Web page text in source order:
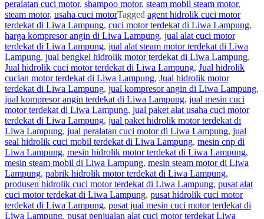
peralatan cuci motor, shampoo motor, steam mobil steam motor,
steam motor, usaha cuci motorTagged agent hidrolik cuci motor
terdekat di Liwa Lampung, cuci motor terdekat di Liwa Lampung,
harga kompresor angin di Liwa Lampung, jual alat cuci motor
terdekat di Liwa Lampung, jual alat steam motor terdekat di Liwa
Lampung, jual bengkel hidrolik motor terdekat di Liwa Lampung,
Jual hidrolik cuci motor terdekat di Liwa Lampung, Jual hidrolik
cucian motor terdekat di Liwa Lampung, Jual hidrolik motor
terdekat di Liwa Lampung, jual kompresor angin di Liwa Lampung,
jual kompresor angin terdekat di Liwa Lampung, jual mesin cuci
motor terdekat di Liwa Lampung, jual paket alat usaha cuci motor
terdekat di Liwa Lampung, jual paket hidrolik motor terdekat di
Liwa Lampung, jual peralatan cuci motor di Liwa Lampung, jual
seal hidrolik cuci mobil terdekat di Liwa Lampung, mesin cnp di
Liwa Lampung, mesin hidrolik motor terdekat di Liwa Lampung,
mesin steam mobil di Liwa Lampung, mesin steam motor di Liwa
Lampung, pabrik hidrolik motor terdekat di Liwa Lampung,
produsen hidrolik cuci motor terdekat di Liwa Lampung, pusat alat
cuci motor terdekat di Liwa Lampung, pusat hidrolik cuci motor
terdekat di Liwa Lampung, pusat jual mesin cuci motor terdekat di
Liwa Lampung, pusat penjualan alat cuci motor terdekat Liwa